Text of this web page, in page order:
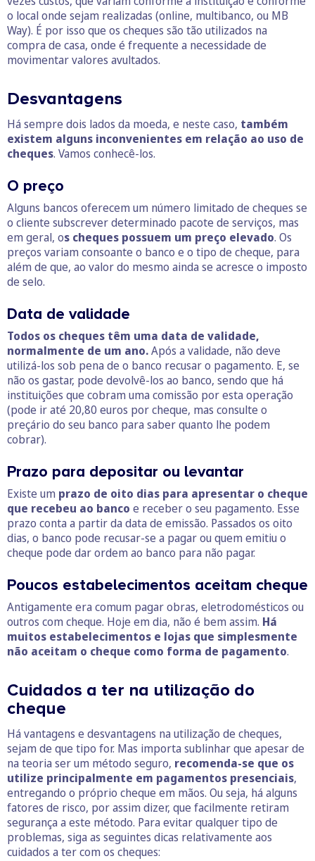
o local onde sejam realizadas (online, multibanco, ou MB
Way). É por isso que os cheques são tão utilizados na
compra de casa, onde é frequente a necessidade de
movimentar valores avultados.
Desvantagens
Há sempre dois lados da moeda, e neste caso, também
existem alguns inconvenientes em relação ao uso de
cheques. Vamos conhecê-los.
O preço
Alguns bancos oferecem um número limitado de cheques se
o cliente subscrever determinado pacote de serviços, mas
em geral, os cheques possuem um preço elevado. Os
preços variam consoante o banco e o tipo de cheque, para
além de que, ao valor do mesmo ainda se acresce o imposto
de selo.
Data de validade
Todos os cheques têm uma data de validade,
normalmente de um ano.Após a validade, não deve
utilizá-los sob pena de o banco recusar o pagamento. E, se
não os gastar, pode devolvê-los ao banco, sendo que há
instituições que cobram uma comissão por esta operação
(pode ir até 20,80 euros por cheque, mas consulte o
preçário do seu banco para saber quanto lhe podem
cobrar).
Prazo para depositar ou levantar
Existe um prazo de oito dias para apresentar o cheque
que recebeu ao banco e receber o seu pagamento. Esse
prazo conta a partir da data de emissão. Passados os oito
dias, o banco pode recusar-se a pagar ou quem emitiu o
cheque pode dar ordem ao banco para não pagar.
Poucos estabelecimentos aceitam cheque
Antigamente era comum pagar obras, eletrodomésticos ou
outros com cheque. Hoje em dia, não é bem assim. Há
muitos estabelecimentos e lojas que simplesmente
não aceitam o cheque como forma de pagamento.
Cuidados a ter na utilização do
cheque
Há vantagens e desvantagens na utilização de cheques,
sejam de que tipo for. Mas importa sublinhar que apesar de
na teoria ser um método seguro, recomenda-se que os
utilize principalmente em pagamentos presenciais,
entregando o próprio cheque em mãos. Ou seja, há alguns
fatores de risco, por assim dizer, que facilmente retiram
segurança a este método. Para evitar qualquer tipo de
problemas, siga as seguintes dicas relativamente aos
cuidados a ter com os cheques: